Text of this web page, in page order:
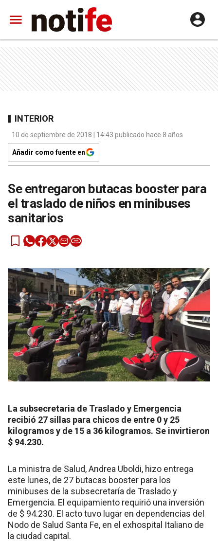
INTERIOR
10 de septiembre de 2018 | 14:43 publicado hace 8 años
Añadir como fuente en
Se entregaron butacas booster para
el traslado de niños en minibuses
sanitarios
La subsecretaria de Traslado y Emergencia
recibió 27 sillas para chicos de entre 0 y 25
kilogramos y de 15 a 36 kilogramos. Se invirtieron
$ 94.230.
La ministra de Salud, Andrea Uboldi, hizo entrega
este lunes, de 27 butacas booster para los
minibuses de la subsecretaría de Traslado y
Emergencia. El equipamiento requirió una inversión
de $ 94.230. El acto tuvo lugar en dependencias del
Nodo de Salud Santa Fe, en el exhospital Italiano de
la ciudad capital.